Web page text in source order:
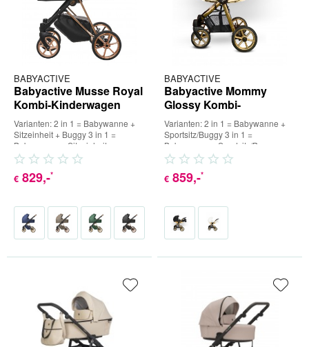
BABYACTIVE
Babyactive Musse Royal
Kombi-Kinderwagen
Varianten: 2 in 1 = Babywanne +
Sitzeinheit + Buggy 3 in 1 =
Babywanne + Sitzeinheit +
Buggy + Babyschale (inkl....
€ 829,-*
BABYACTIVE
Babyactive Mommy
Glossy Kombi-
Kinderwagen
Varianten: 2 in 1 = Babywanne +
Sportsitz/Buggy 3 in 1 =
Babywanne + Sportsitz/Buggy +
Babyschale (inkl. Adapter) 4...
€ 859,-*